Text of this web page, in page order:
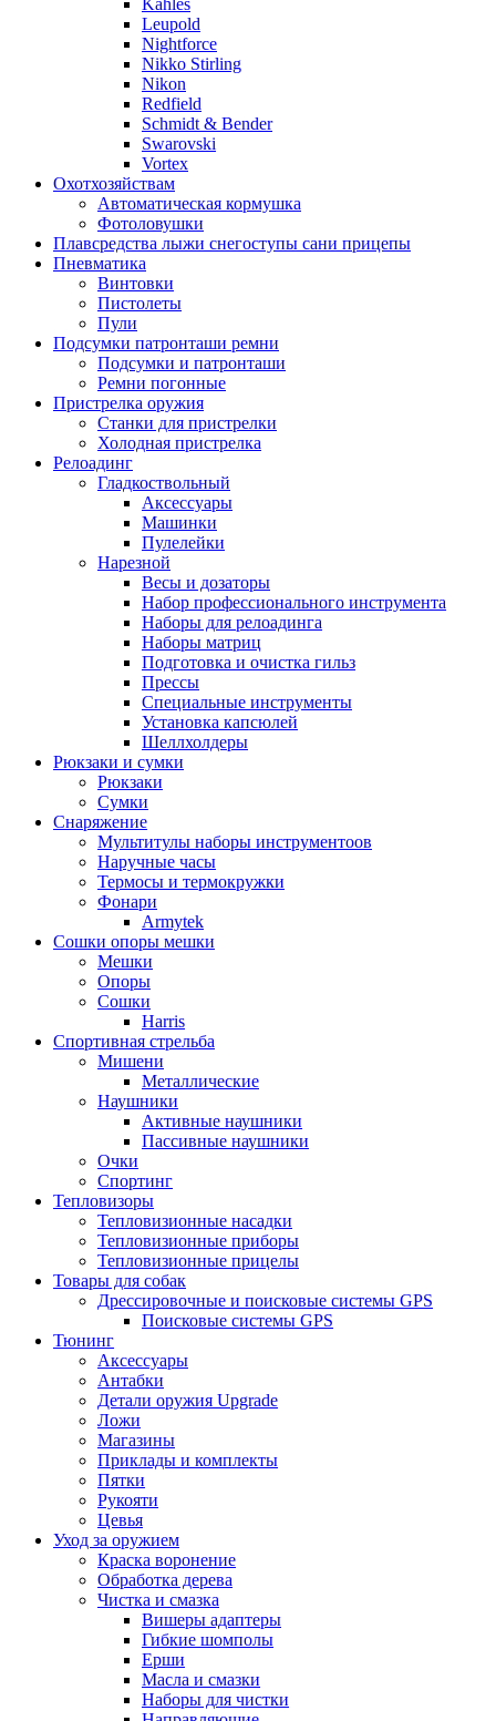
Kahles
Leupold
Nightforce
Nikko Stirling
Nikon
Redfield
Schmidt & Bender
Swarovski
Vortex
Охотхозяйствам
Автоматическая кормушка
Фотоловушки
Плавсредства лыжи снегоступы сани прицепы
Пневматика
Винтовки
Пистолеты
Пули
Подсумки патронташи ремни
Подсумки и патронташи
Ремни погонные
Пристрелка оружия
Станки для пристрелки
Холодная пристрелка
Релоадинг
Гладкоствольный
Аксессуары
Машинки
Пулелейки
Нарезной
Весы и дозаторы
Набор профессионального инструмента
Наборы для релоадинга
Наборы матриц
Подготовка и очистка гильз
Прессы
Специальные инструменты
Установка капсюлей
Шеллхолдеры
Рюкзаки и сумки
Рюкзаки
Сумки
Снаряжение
Мультитулы наборы инструментоов
Наручные часы
Термосы и термокружки
Фонари
Armytek
Сошки опоры мешки
Мешки
Опоры
Сошки
Harris
Спортивная стрельба
Мишени
Металлические
Наушники
Активные наушники
Пассивные наушники
Очки
Спортинг
Тепловизоры
Тепловизионные насадки
Тепловизионные приборы
Тепловизионные прицелы
Товары для собак
Дрессировочные и поисковые системы GPS
Поисковые системы GPS
Тюнинг
Аксессуары
Антабки
Детали оружия Upgrade
Ложи
Магазины
Приклады и комплекты
Пятки
Рукояти
Цевья
Уход за оружием
Краска воронение
Обработка дерева
Чистка и смазка
Вишеры адаптеры
Гибкие шомполы
Ерши
Масла и смазки
Наборы для чистки